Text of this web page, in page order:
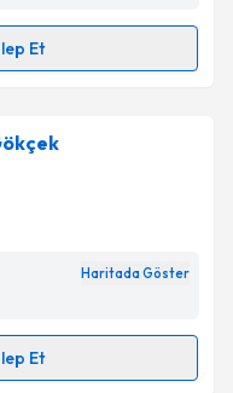
ilişkin
verilerimin belirtilen
Gönder
Et
takvimi talebi
almanız için bir
ile bilgilendireceğiz.
ilişkin
verilerimin belirtilen
Haritada Göster
Et